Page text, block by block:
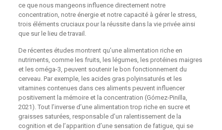
ce que nous mangeons influence directement notre
concentration, notre énergie et notre capacité à gérer le stress,
trois éléments cruciaux pour la réussite dans la vie privée ainsi
que sur le lieu de travail.
De récentes études montrent qu’une alimentation riche en
nutriments, comme les fruits, les légumes, les protéines maigres
et les oméga-3, peuvent soutenir le bon fonctionnement du
cerveau. Par exemple, les acides gras polyinsaturés et les
vitamines contenues dans ces aliments peuvent influencer
positivement la mémoire et la concentration (Gómez-Pinilla,
2021). Tout l’inverse d’une alimentation trop riche en sucre et
graisses saturées, responsable d’un ralentissement de la
cognition et de l’apparition d’une sensation de fatigue, qui se